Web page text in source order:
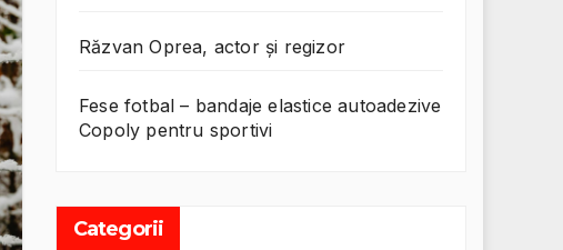
Răzvan Oprea, actor și regizor
Fese fotbal – bandaje elastice autoadezive
Copoly pentru sportivi
Categorii